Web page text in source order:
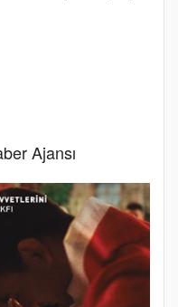
Ajansı